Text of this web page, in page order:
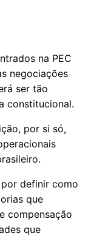
na PEC
negociações
ser tão
constitucional.
por si só,
definir como
que
compensação
que